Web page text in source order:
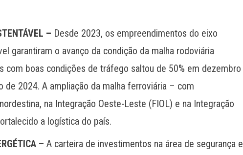
– Desde 2023, os empreendimentos do eixo
garantiram o avanço da condição da malha rodoviária
com boas condições de tráfego saltou de 50% em dezembro
de 2024. A ampliação da malha ferroviária – com
na Integração Oeste-Leste (FIOL) e na Integração
a logística do país.
– A carteira de investimentos na área de segurança e